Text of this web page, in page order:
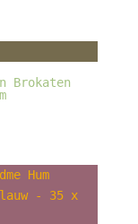
Brokaten